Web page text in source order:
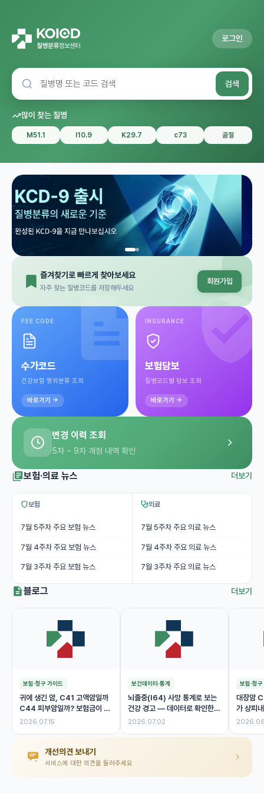
로그인
검색
많이 찾는 질병
M51.1 I10.9 K29.7 c73 골절
즐겨찾기로 빠르게 찾아보세요
자주 찾는 질병코드를 저장해두세요
회원가입
FEE CODE
수가코드
건강보험 행위분류 조회
바로가기 →
INSURANCE
보험담보
질병코드별 담보 조회
바로가기 →
변경 이력 조회
5차 ~ 9차 개정 내역 확인
보험·의료 뉴스 더보기
보험
7월 5주차 주요 보험 뉴스
7월 4주차 주요 보험 뉴스
7월 3주차 주요 보험 뉴스
의료
7월 5주차 주요 의료 뉴스
7월 4주차 주요 의료 뉴스
7월 3주차 주요 의료 뉴스
블로그 더보기
보험·청구 가이드
귀에 생긴 암, C41 고액암일까
C44 피부암일까? 보험금이 달
라진 이유
2026.07.15
보건데이터·통계
뇌졸중(I64) 사망 통계로 보는
건강 경고 — 데이터로 확인한
위험 신호
2026.07.02
보험·청
대장암
가 상피
제 보험
개선의견 보내기
서비스에 대한 의견을 들려주세요